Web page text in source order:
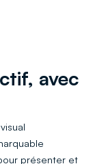
avec
présenter et